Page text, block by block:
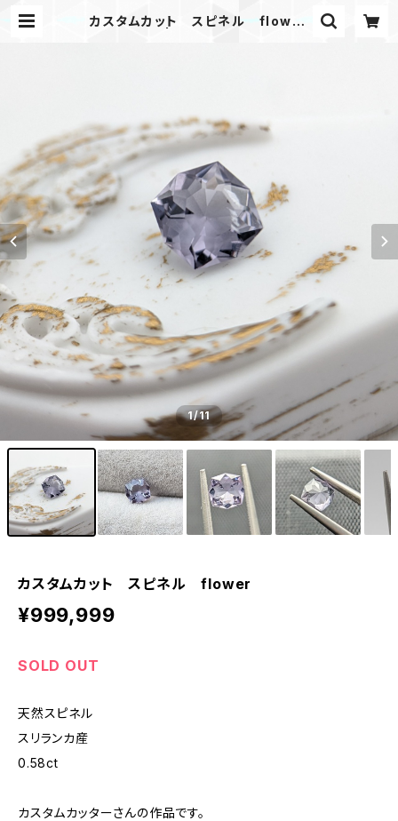
カスタムカット スピネル flower
1/11
カスタムカット スピネル flower
¥999,999
SOLD OUT
天然スピネル
スリランカ産
0.58ct
カスタムカッターさんの作品です。